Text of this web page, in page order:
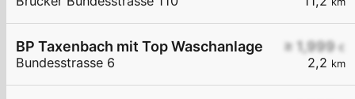
≥ 1,999 €
2,2 km
BP Taxenbach mit Top Waschanlage
Bundesstrasse 6